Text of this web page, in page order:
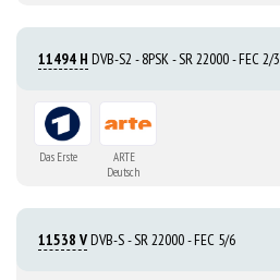
11494 H DVB-S2 - 8PSK - SR 22000 - FEC 2/3
Das Erste
ARTE
Deutsch
11538 VDVB-S - SR 22000 - FEC 5/6